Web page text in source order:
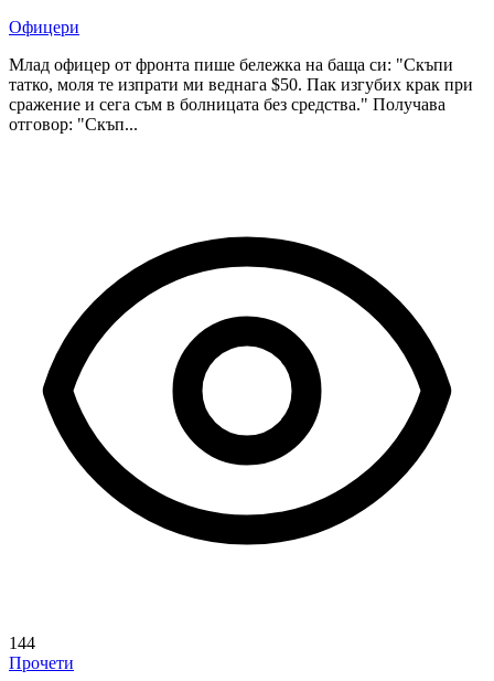
Офицери
Млад офицер от фронта пише бележка на баща си: "Скъпи
татко, моля те изпрати ми веднага $50. Пак изгубих крак при
сражение и сега съм в болницата без средства." Получава
отговор: "Скъп...
144
Прочети